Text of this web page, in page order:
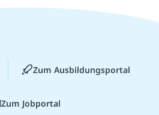
Zum Ausbildungsportal
Zum Jobportal